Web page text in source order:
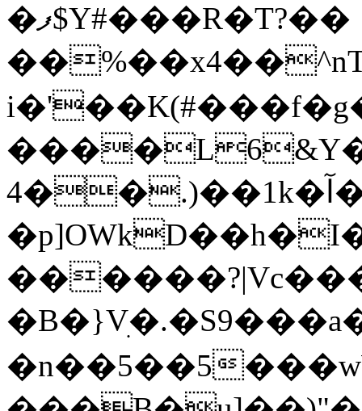
�ފ$Y#���R�T?��
4��.)��1k�آ��g;�Ue ���&2�rs?
�n��5��5